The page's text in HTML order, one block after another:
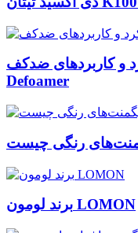
و کاربردهای ضدکف
Defoamer
رنگی چیست
برند لومون LOMON